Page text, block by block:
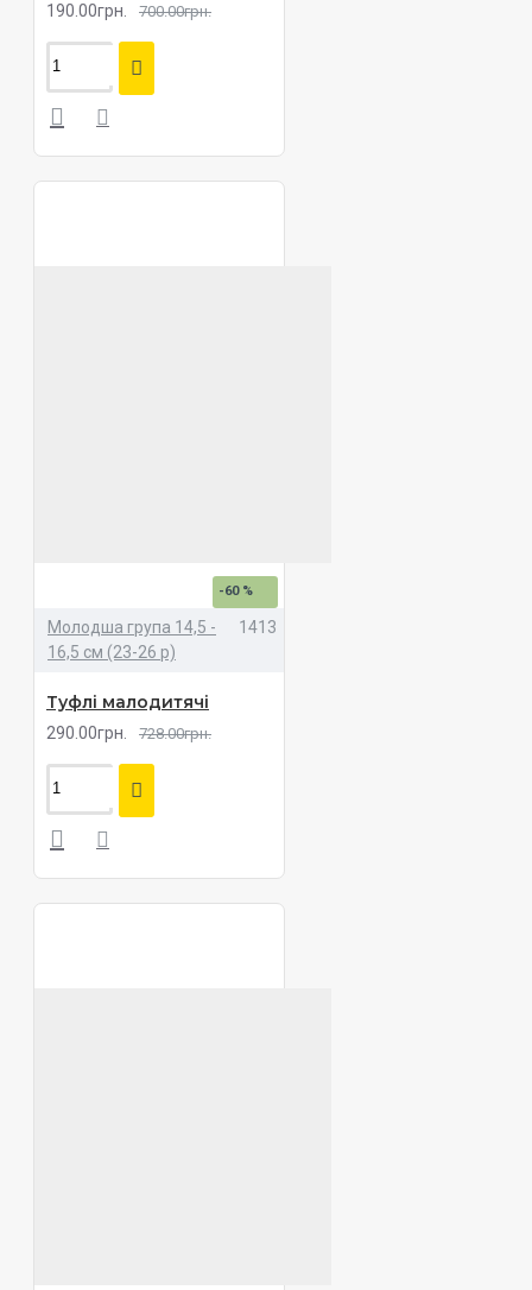
190.00грн. 700.00грн.
-60 %
Молодша група 14,5 -
16,5 см (23-26 р)
1413
Туфлі малодитячі
290.00грн. 728.00грн.